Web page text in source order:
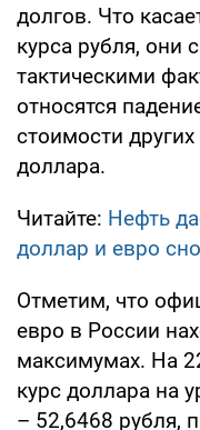
долгов. Что
курса рубля, они
тактическими
относятся
стоимости
доллара.
Читайте: Нефть
доллар и евро
Отметим, что
евро в России
максимумах. На
курс доллара на
– 52,6468 рубля,